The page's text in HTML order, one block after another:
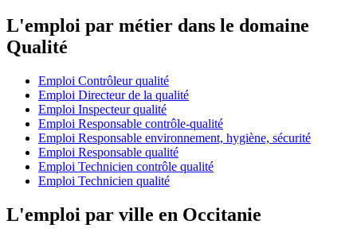
L'emploi par métier dans le domaine
Qualité
Emploi Contrôleur qualité
Emploi Directeur de la qualité
Emploi Inspecteur qualité
Emploi Responsable contrôle-qualité
Emploi Responsable environnement, hygiène, sécurité
Emploi Responsable qualité
Emploi Technicien contrôle qualité
Emploi Technicien qualité
L'emploi par ville en Occitanie